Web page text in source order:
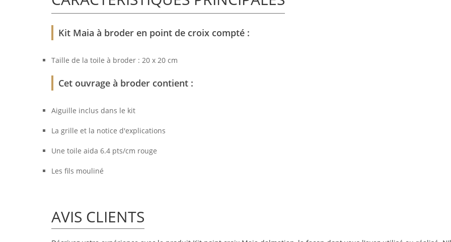
Kit Maia à broder en point de croix compté :
Taille de la toile à broder : 20 x 20 cm
Cet ouvrage à broder contient :
Aiguille inclus dans le kit
La grille et la notice d'explications
Une toile aida 6.4 pts/cm rouge
Les fils mouliné
AVIS CLIENTS